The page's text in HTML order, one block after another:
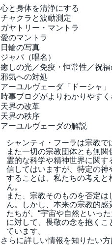
心と身体を清浄にする
チャクラと波動測定
ガヤトリー・マントラ
愛のマントラ
日輪の写真
ジャパ（唱名）
癒しの光／免疫・恒常性／祝福
邪気への対処
アーユルヴェーダ「ドーシャ」
時事ブログがよりわかりやすく
天界の改革
天界の秩序
アーユルヴェーダの解説
シャンティ・フーラは宗教で
また一切の宗教団体とも無関
霊的な科学や精神世界に関す
信してはいますが、特定の神
することは、私たちの考えと
ん。
また、宗教そのものを否定は
ん。しかし、本来の宗教的感
たちが、“宇宙や自然といっ
に対して、畏敬の念を抱くこ
ています。
さらに詳しい情報を知りたい